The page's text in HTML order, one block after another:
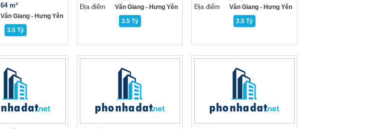
64 m²
Văn Giang - Hưng Yên
3.5 Tỷ
Địa điểm
Văn Giang - Hưng Yên
3.5 Tỷ
Địa điểm
Văn Giang - Hưng Yên
3.5 Tỷ